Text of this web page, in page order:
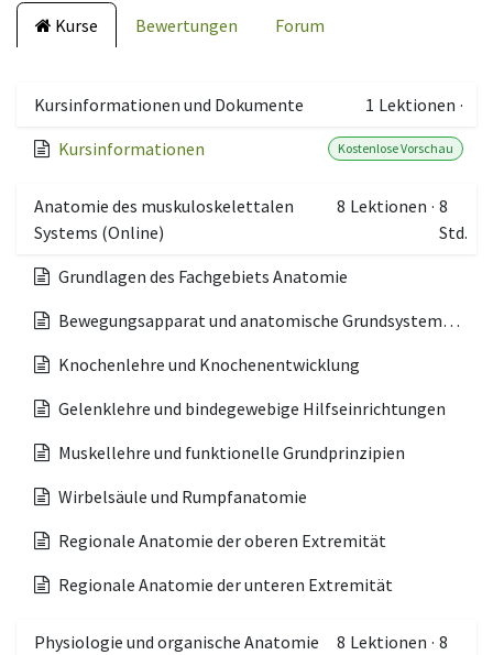
Kurse Bewertungen Forum
Kursinformationen und Dokumente 1 Lektionen ·
Kursinformationen
Kostenlose Vorschau
Anatomie des muskuloskelettalen
Systems (Online)
8 Lektionen · 8
Std.
Grundlagen des Fachgebiets Anatomie
Bewegungsapparat und anatomische Grundsystematik
Knochenlehre und Knochenentwicklung
Gelenklehre und bindegewebige Hilfseinrichtungen
Muskellehre und funktionelle Grundprinzipien
Wirbelsäule und Rumpfanatomie
Regionale Anatomie der oberen Extremität
Regionale Anatomie der unteren Extremität
Physiologie und organische Anatomie
8 Lektionen · 8